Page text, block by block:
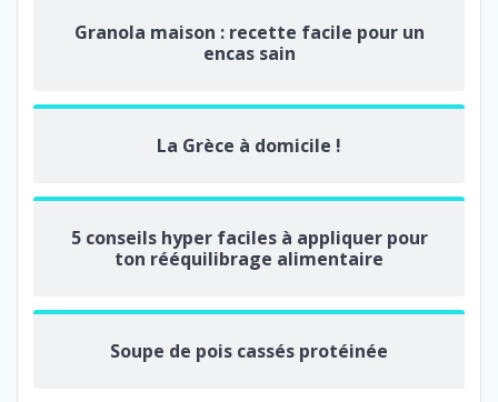
Granola maison : recette facile pour un
encas sain
La Grèce à domicile !
5 conseils hyper faciles à appliquer pour
ton rééquilibrage alimentaire
Soupe de pois cassés protéinée